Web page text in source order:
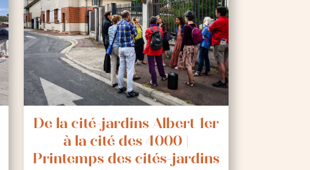
De la cité-jardins Albert 1er
à la cité des 4000 |
Printemps des cités-jardins